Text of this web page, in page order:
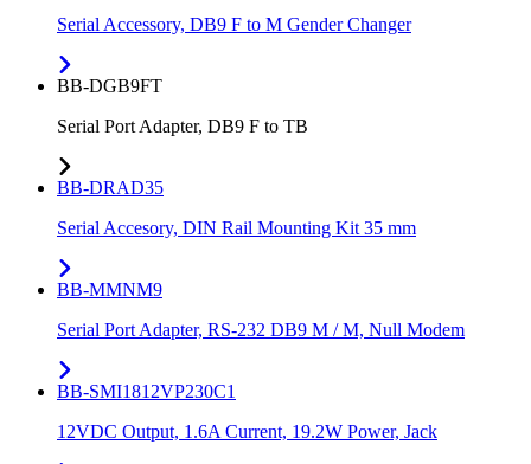
Serial Accessory, DB9 F to M Gender Changer
BB-DGB9FT
Serial Port Adapter, DB9 F to TB
BB-DRAD35
Serial Accesory, DIN Rail Mounting Kit 35 mm
BB-MMNM9
Serial Port Adapter, RS-232 DB9 M / M, Null Modem
BB-SMI1812VP230C1
12VDC Output, 1.6A Current, 19.2W Power, Jack